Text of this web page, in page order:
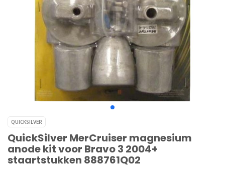
QUICKSILVER
QuickSilver MerCruiser magnesium
anode kit voor Bravo 3 2004+
staartstukken 888761Q02